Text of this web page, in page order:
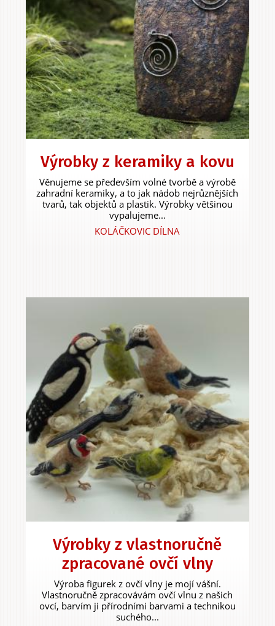
Výrobky z keramiky a kovu
Věnujeme se především volné tvorbě a výrobě
zahradní keramiky, a to jak nádob nejrůznějších
tvarů, tak objektů a plastik. Výrobky většinou
vypalujeme...
KOLÁČKOVIC DÍLNA
Výrobky z vlastnoručně
zpracované ovčí vlny
Výroba figurek z ovčí vlny je mojí vášní.
Vlastnoručně zpracovávám ovčí vlnu z našich
ovcí, barvím ji přírodními barvami a technikou
suchého...